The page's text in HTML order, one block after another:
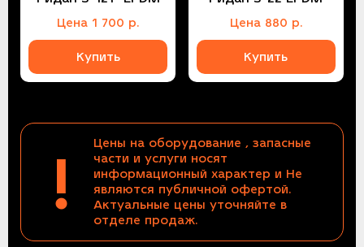
Цена 1 700 р.
Купить
Цена 880 р.
Купить
!
Цены на оборудование , запасные
части и услуги носят
информационный характер и Не
являются публичной офертой.
Актуальные цены уточняйте в
отделе продаж.